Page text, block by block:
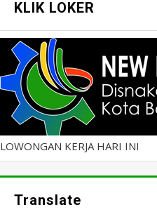
KLIK LOKER
LOWONGAN KERJA HARI INI
Translate